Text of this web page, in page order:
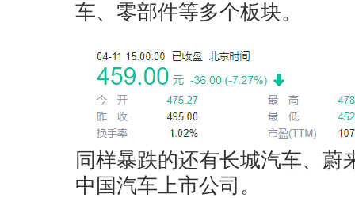
车、零部件等多个板块。
同样暴跌的还有长城汽车、蔚
中国汽车上市公司。